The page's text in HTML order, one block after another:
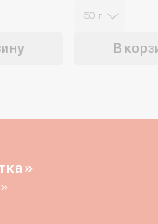
В
50 г
По номеру телефона
Яндекс ID
Номер телефона